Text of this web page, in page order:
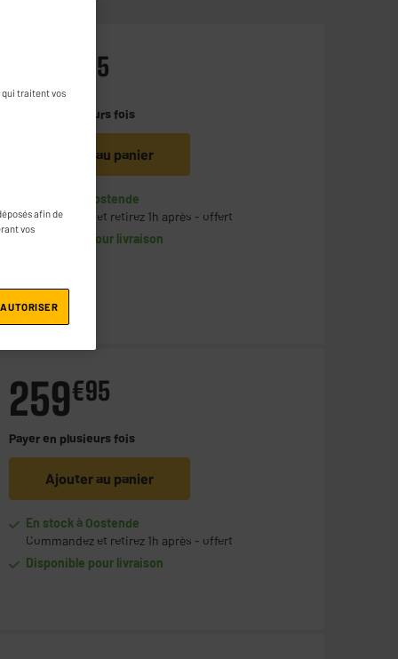
95
plusieurs fois
Ajouter au panier
En stock à Oostende
Commandez et retirez 1h après - offert
Disponible pour livraison
259€95
Payer en plusieurs fois
Ajouter au panier
En stock à Oostende
Commandez et retirez 1h après - offert
Disponible pour livraison
qui traitent vos
afin de
vos